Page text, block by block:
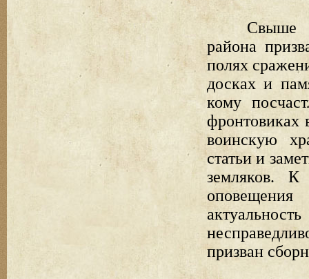
Свыше
района
полях
досках и
кому
фронтовиках
воинскую
статьи и
земляков.
призван